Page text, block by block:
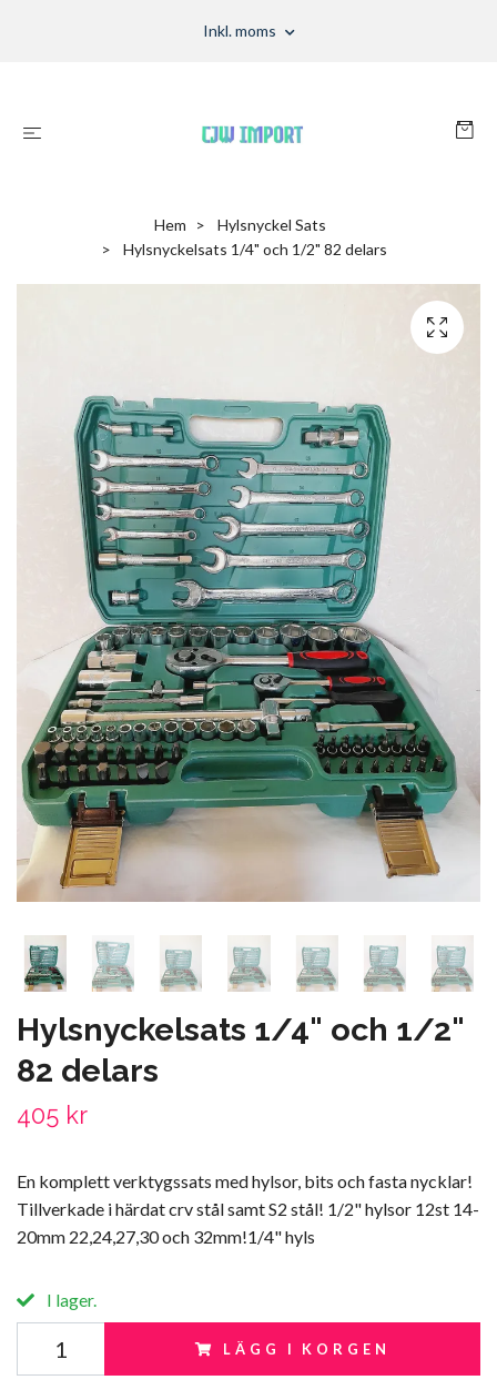
Inkl. moms
Hem
Hylsnyckel Sats
Hylsnyckelsats 1/4" och 1/2" 82 delars
Hylsnyckelsats 1/4" och 1/2"
82 delars
405 kr
En komplett verktygssats med hylsor, bits och fasta nycklar!
Tillverkade i härdat crv stål samt S2 stål! 1/2" hylsor 12st 14-
20mm 22,24,27,30 och 32mm!1/4" hyls
I lager.
LÄGG I KORGEN